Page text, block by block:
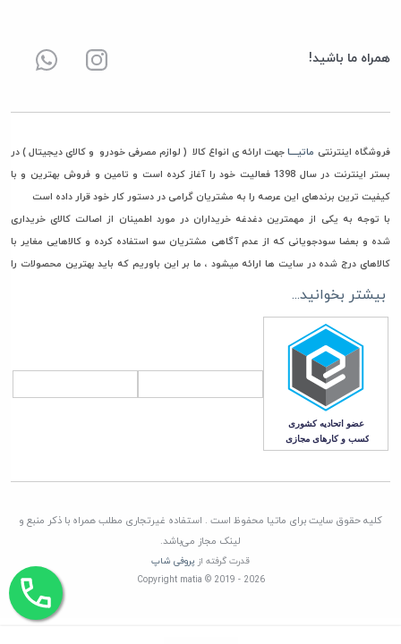
همراه ما باشید!
فروشگاه اینترنتی ماتیــــا جهت ارائه ی انواع کالا ( لوازم مصرفی خودرو و کالای دیجیتال ) در
بستر اینترنت در سال 1398 فعالیت خود را آغاز کرده است و تامین و فروش بهترین و با
کیفیت ترین برندهای این عرصه را به مشتریان گرامی در دستور کار خود قرار داده است
با توجه به یکی از مهمترین دغدغه خریداران در مورد اطمینان از اصالت کالای خریداری
شده و بعضا سودجویانی که از عدم آگاهی مشتریان سو استفاده کرده و کالاهایی مغایر با
کالاهای درج شده در سایت ها ارائه میشود ، ما بر این باوریم که باید بهترین محصولات را
جهت خرید و استفاده در اختیار مشتریان گرامی مان قرار دهیم، به همین جهت فقط مستقیما
هرگونه کالای غیر اصل به انبار ماتیا به صفر برسانیم
همچنین در راستای قیمت گذاری، هدف ماتیا رساندن کالا به دست مشتری با قیمتی منصفانه
و رقابتی می باشد. چرا که برای باقی ماندن در این بازار به مدت طولانی برنامه ریزی کرده ایم
که این امر جز با همراهی و بدست آوردن اعتماد شما مشتریان گرامی، صورت نمی پذیرد
بیشتر بخوانید...
کلیه حقوق سایت برای ماتیا محفوظ است . استفاده غیرتجاری مطلب همراه با ذکر منبع و
لینک مجاز می‌باشد.
قدرت گرفته از پروفی شاپ
Copyright matia © 2019 - 2026